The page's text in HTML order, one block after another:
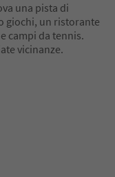
una pista di
giochi, un ristorante
campi da tennis.
vicinanze.